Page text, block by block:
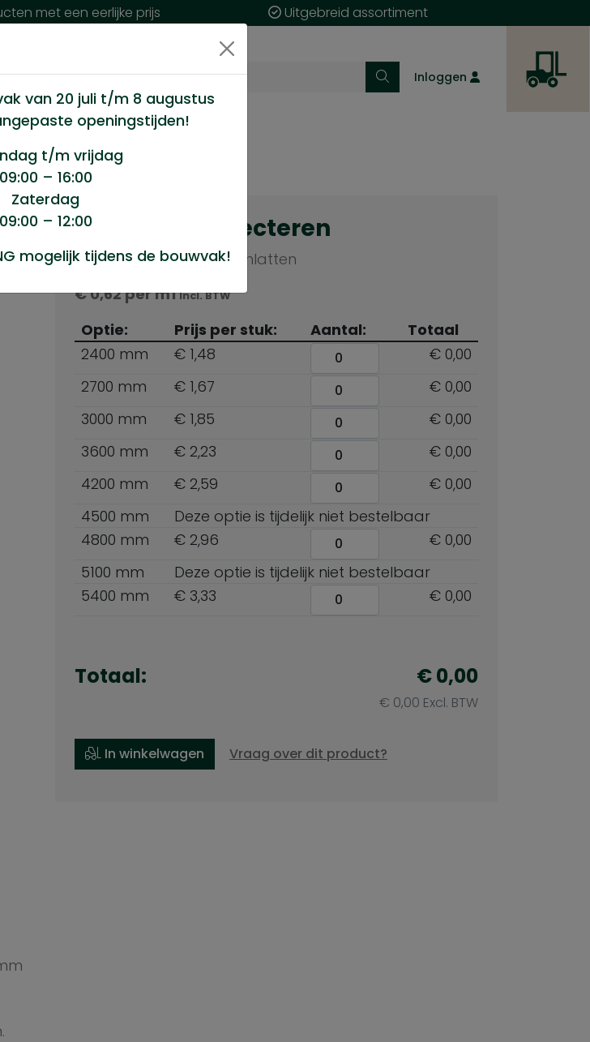
met een eerlijke prijs Uitgebreid assortiment
Nieuws Inloggen
Producten selecteren
Vuren ruw 22x42mm Panlatten
€0,62per m1Incl. BTW
Optie: Prijs per stuk: Aantal:
Totaal
2400 mm
€ 1,48
€ 0,00
2700 mm
€ 1,67
€ 0,00
3000 mm
€ 1,85
€ 0,00
3600 mm
€ 2,23
€ 0,00
4200 mm
€ 2,59
€ 0,00
4500 mm
Deze optie is tijdelijk niet bestelbaar
4800 mm
€ 2,96
€ 0,00
5100 mm
Deze optie is tijdelijk niet bestelbaar
5400 mm
€ 3,33 € 0,00
Totaal: € 0,00
€ 0,00 Excl. BTW
In winkelwagen Vraag over dit product?
van 20 juli t/m 8 augustus
openingstijden!
t/m vrijdag
09:00 – 16:00
Zaterdag
09:00 – 12:00
mogelijk tijdens de bouwvak!